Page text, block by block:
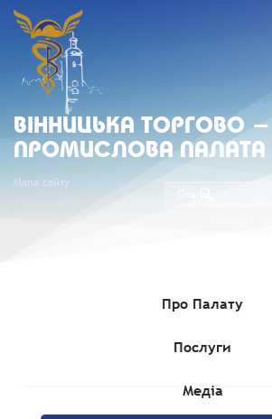
ВIННИЦЬКА ТОРГОВО -
ПРОМИСЛОВА ПАЛАТА
Мапа сайту
Про Палату
Послуги
Медіа
Члени Вінницької ТПП